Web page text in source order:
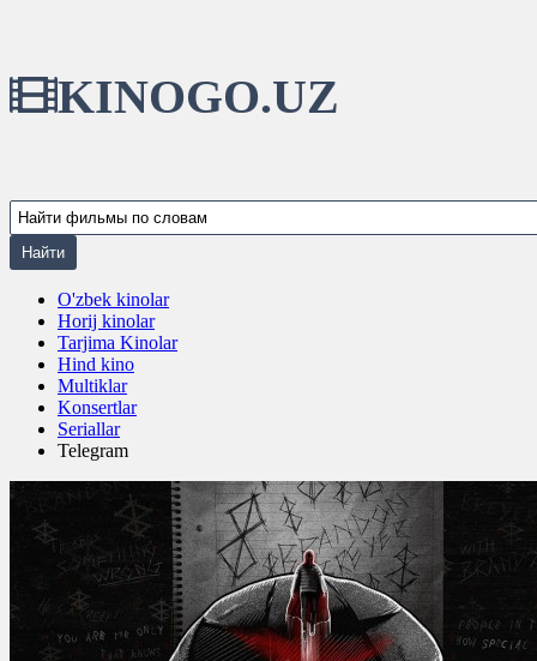
KINOGO.UZ
O'zbek kinolar
Horij kinolar
Tarjima Kinolar
Hind kino
Multiklar
Konsertlar
Seriallar
Telegram